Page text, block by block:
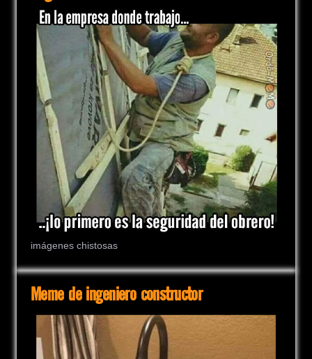
imágenes chistosas
Meme de ingeniero constructor